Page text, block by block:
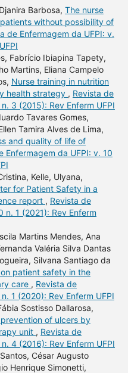
Barbosa, The nurse
without possibility of
de Enfermagem da UFPI: v.
Fabrício Ibiapina Tapety,
Martins, Eliana Campelo
Nurse training in nutrition
health strategy , Revista de
3 (2015): Rev Enferm UFPI
Tavares Gomes,
Tamira Alves de Lima,
and quality of life of
Enfermagem da UFPI: v. 10
Kelle, Ulyana,
for Patient Safety in a
report , Revista de
n. 1 (2021): Rev Enferm
Martins Mendes, Ana
Valéria Silva Dantas
Silvana Santiago da
patient safety in the
care , Revista de
1 (2020): Rev Enferm UFPI
Sostisso Dallarosa,
of ulcers by
unit , Revista de
4 (2016): Rev Enferm UFPI
César Augusto
Henrique Simonetti,